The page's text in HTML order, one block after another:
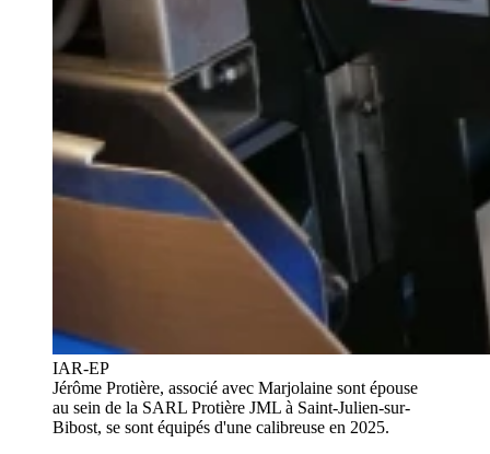
IAR-EP
Jérôme Protière, associé avec Marjolaine sont épouse
au sein de la SARL Protière JML à Saint-Julien-sur-
Bibost, se sont équipés d'une calibreuse en 2025.